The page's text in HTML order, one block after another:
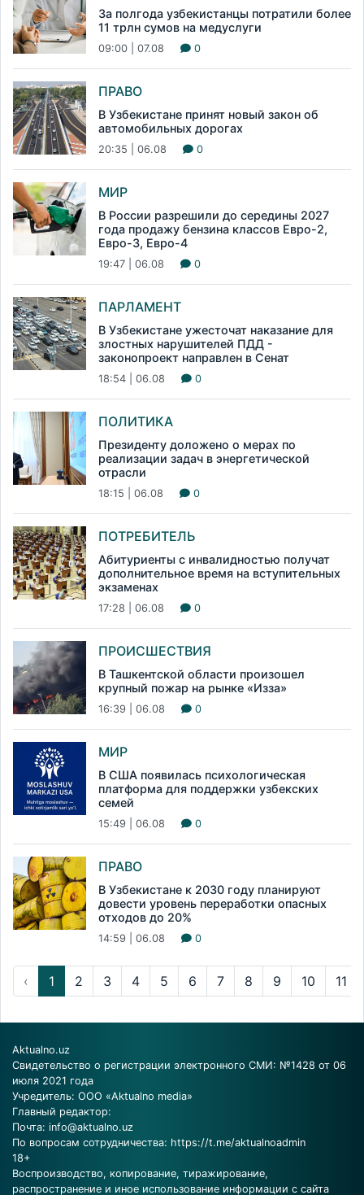
За полгода узбекистанцы потратили более
11 трлн сумов на медуслуги
09:00 | 07.08 0
ПРАВО
В Узбекистане принят новый закон об
автомобильных дорогах
20:35 | 06.08 0
МИР
В России разрешили до середины 2027
года продажу бензина классов Евро-2,
Евро-3, Евро-4
19:47 | 06.08 0
ПАРЛАМЕНТ
В Узбекистане ужесточат наказание для
злостных нарушителей ПДД -
законопроект направлен в Сенат
18:54 | 06.08 0
ПОЛИТИКА
Президенту доложено о мерах по
реализации задач в энергетической
отрасли
18:15 | 06.08 0
ПОТРЕБИТЕЛЬ
Абитуриенты с инвалидностью получат
дополнительное время на вступительных
экзаменах
17:28 | 06.08 0
ПРОИСШЕСТВИЯ
В Ташкентской области произошел
крупный пожар на рынке «Изза»
16:39 | 06.08 0
МИР
В США появилась психологическая
платформа для поддержки узбекских
семей
15:49 | 06.08 0
ПРАВО
В Узбекистане к 2030 году планируют
довести уровень переработки опасных
отходов до 20%
14:59 | 06.08 0
‹ 1 2 3 4 5 6 7 8 9 10 11
Aktualno.uz
Свидетельство о регистрации электронного СМИ: №1428 от 06
июля 2021 года
Учредитель: ООО «Aktualno media»
Главный редактор:
Почта: info@aktualno.uz
По вопросам сотрудничества: https://t.me/aktualnoadmin
18+
Воспроизводство, копирование, тиражирование,
распространение и иное использование информации с сайта